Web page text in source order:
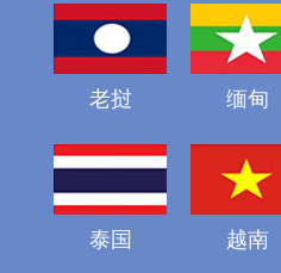
老挝 缅甸
泰国 越南